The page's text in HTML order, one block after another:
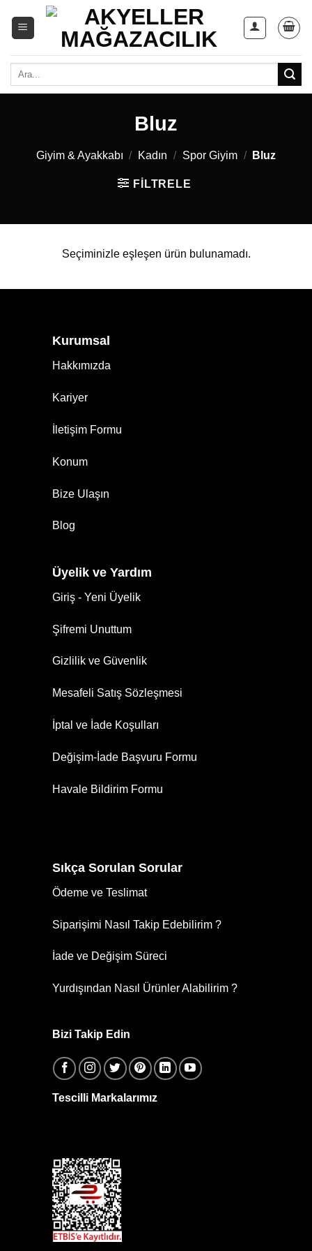
content
Ara:
Bluz
Giyim & Ayakkabı / Kadın / Spor Giyim / Bluz
FILTRELE
Seçiminizle eşleşen ürün bulunamadı.
Kurumsal
Hakkımızda
Kariyer
İletişim Formu
Konum
Bize Ulaşın
Blog
Üyelik ve Yardım
Giriş - Yeni Üyelik
Şifremi Unuttum
Gizlilik ve Güvenlik
Mesafeli Satış Sözleşmesi
İptal ve İade Koşulları
Değişim-İade Başvuru Formu
Havale Bildirim Formu
Sıkça Sorulan Sorular
Ödeme ve Teslimat
Siparişimi Nasıl Takip Edebilirim ?
İade ve Değişim Süreci
Yurdışından Nasıl Ürünler Alabilirim ?
Bizi Takip Edin
Tescilli Markalarımız